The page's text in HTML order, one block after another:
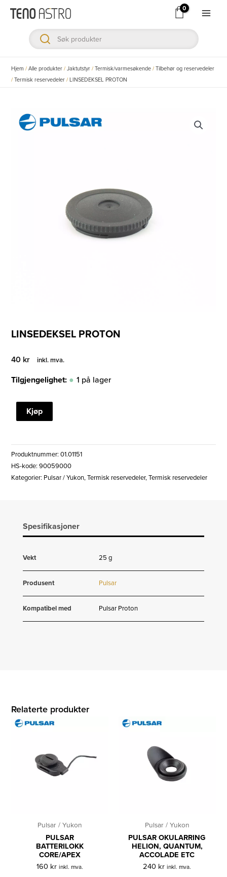
Hopp
innholdet
Hjem /Alle produkter /Jaktutstyr /Termisk/varmesøkende /Tilbehør og reservedeler
/Termisk reservedeler /LINSEDEKSEL PROTON
LINSEDEKSEL PROTON
40 kr inkl. mva.
Tilgjengelighet: 1 på lager
LINSEDEKSEL
PROTON
Kjøp
Produktnummer:01.01151
HS-kode: 90059000
Kategorier: Pulsar / Yukon,Termisk reservedeler,Termisk reservedeler
Spesifikasjoner
Vekt 25 g
Produsent Pulsar
Kompatibel med Pulsar Proton
Relaterte produkter
Pulsar / Yukon
PULSAR
BATTERILOKK
CORE/APEX
160 kr inkl. mva.
Pulsar / Yukon
PULSAR OKULARRING
HELION, QUANTUM,
ACCOLADE ETC
240 kr inkl. mva.